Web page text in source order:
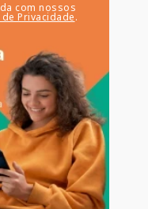
com nossos
Privacidade.